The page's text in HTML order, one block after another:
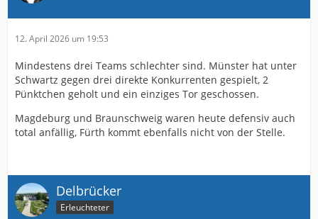
12. April 2026 um 19:53
Mindestens drei Teams schlechter sind. Münster hat unter
Schwartz gegen drei direkte Konkurrenten gespielt, 2
Pünktchen geholt und ein einziges Tor geschossen.
Magdeburg und Braunschweig waren heute defensiv auch
total anfällig, Fürth kommt ebenfalls nicht von der Stelle.
Delbrücker
Erleuchteter